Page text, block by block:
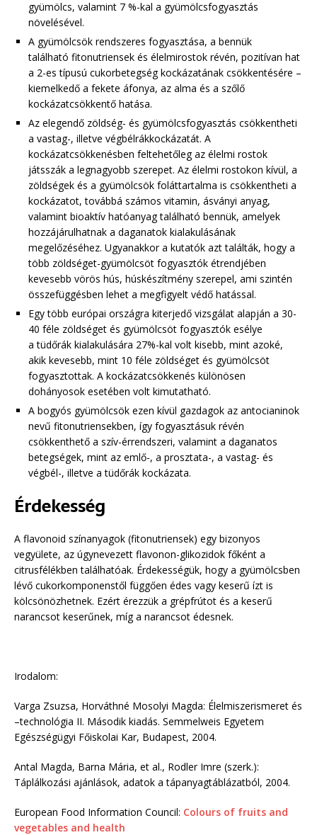
gyümölcs, valamint 7 %-kal a gyümölcsfogyasztás
növelésével.
A gyümölcsök rendszeres fogyasztása, a bennük
található fitonutriensek és élelmirostok révén, pozitívan hat
a 2-es típusú cukorbetegség kockázatának csökkentésére –
kiemelkedő a fekete áfonya, az alma és a szőlő
kockázatcsökkentő hatása.
Az elegendő zöldség- és gyümölcsfogyasztás csökkentheti
a vastag-, illetve végbélrákkockázatát. A
kockázatcsökkenésben feltehetőleg az élelmi rostok
játsszák a legnagyobb szerepet. Az élelmi rostokon kívül, a
zöldségek és a gyümölcsök foláttartalma is csökkentheti a
kockázatot, továbbá számos vitamin, ásványi anyag,
valamint bioaktív hatóanyag található bennük, amelyek
hozzájárulhatnak a daganatok kialakulásának
megelőzéséhez. Ugyanakkor a kutatók azt találták, hogy a
több zöldséget-gyümölcsöt fogyasztók étrendjében
kevesebb vörös hús, húskészítmény szerepel, ami szintén
összefüggésben lehet a megfigyelt védő hatással.
Egy több európai országra kiterjedő vizsgálat alapján a 30-
40 féle zöldséget és gyümölcsöt fogyasztók esélye
a tüdőrák kialakulására 27%-kal volt kisebb, mint azoké,
akik kevesebb, mint 10 féle zöldséget és gyümölcsöt
fogyasztottak. A kockázatcsökkenés különösen
dohányosok esetében volt kimutatható.
A bogyós gyümölcsök ezen kívül gazdagok az antocianinok
nevű fitonutriensekben, így fogyasztásuk révén
csökkenthető a szív-érrendszeri, valamint a daganatos
betegségek, mint az emlő-, a prosztata-, a vastag- és
végbél-, illetve a tüdőrák kockázata.
Érdekesség
A flavonoid színanyagok (fitonutriensek) egy bizonyos
vegyülete, az úgynevezett flavonon-glikozidok főként a
citrusfélékben találhatóak. Érdekességük, hogy a gyümölcsben
lévő cukorkomponenstől függően édes vagy keserű ízt is
kölcsönözhetnek. Ezért érezzük a grépfrútot és a keserű
narancsot keserűnek, míg a narancsot édesnek.
Irodalom:
Varga Zsuzsa, Horváthné Mosolyi Magda: Élelmiszerismeret és
–technológia II. Második kiadás. Semmelweis Egyetem
Egészségügyi Főiskolai Kar, Budapest, 2004.
Antal Magda, Barna Mária, et al., Rodler Imre (szerk.):
Táplálkozási ajánlások, adatok a tápanyagtáblázatból, 2004.
European Food Information Council: Colours of fruits and
vegetables and health